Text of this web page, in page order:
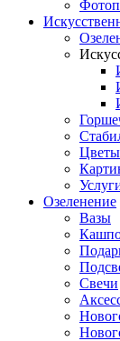
Озеленение
Вазы
Свечи